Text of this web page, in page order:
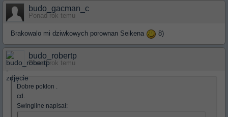
budo_gacman_c
Ponad rok temu
Brakowalo mi dziwkowych porownan Seikena 8)
budo_robertp
Ponad rok temu
Dobre poklon .
cd.
Swingline napisał: